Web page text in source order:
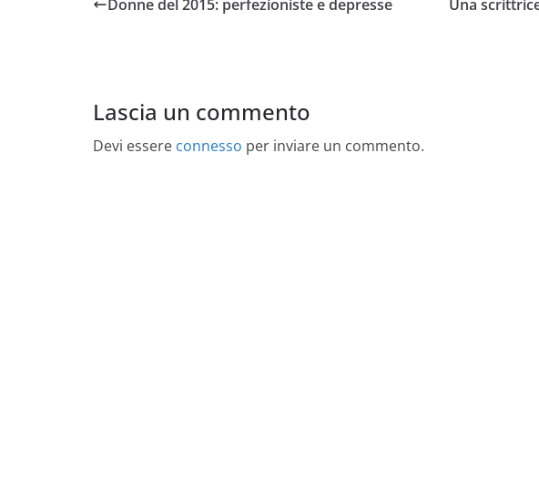
Donne del 2015: perfezioniste e depresse
Una
Lascia un commento
Devi essere connesso per inviare un commento.